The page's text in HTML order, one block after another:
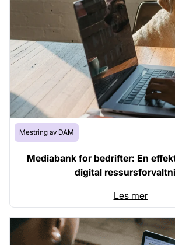
Mestring av DAM
Mediabank for bedrifter: En
digital
Les mer